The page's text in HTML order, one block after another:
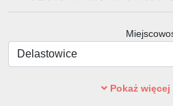
Pokaż